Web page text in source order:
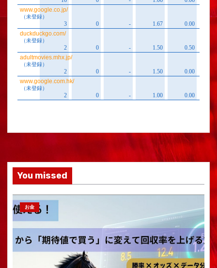
You missed
お金